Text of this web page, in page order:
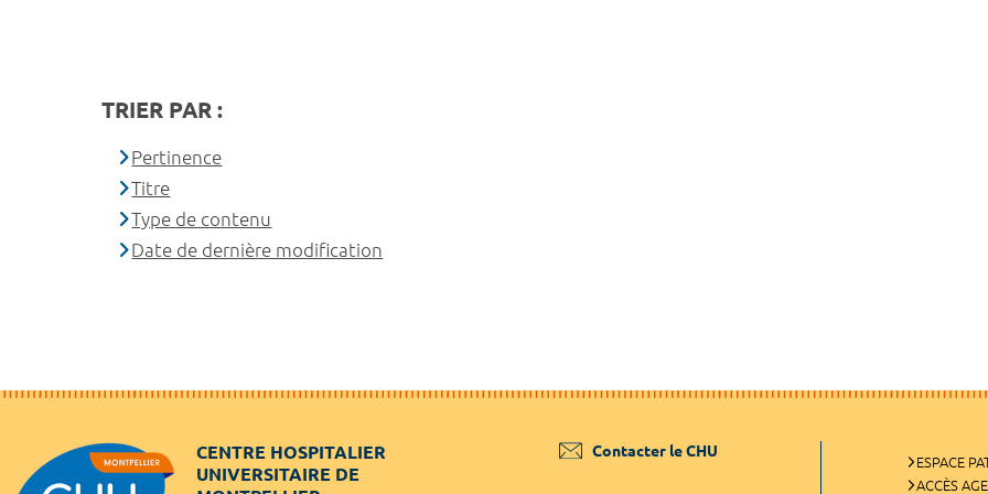
TRIER PAR :
Pertinence
Titre
Type de contenu
Date de dernière modification
CENTRE HOSPITALIER
UNIVERSITAIRE DE
Contacter le CHU
ESPACE
ACCÈS